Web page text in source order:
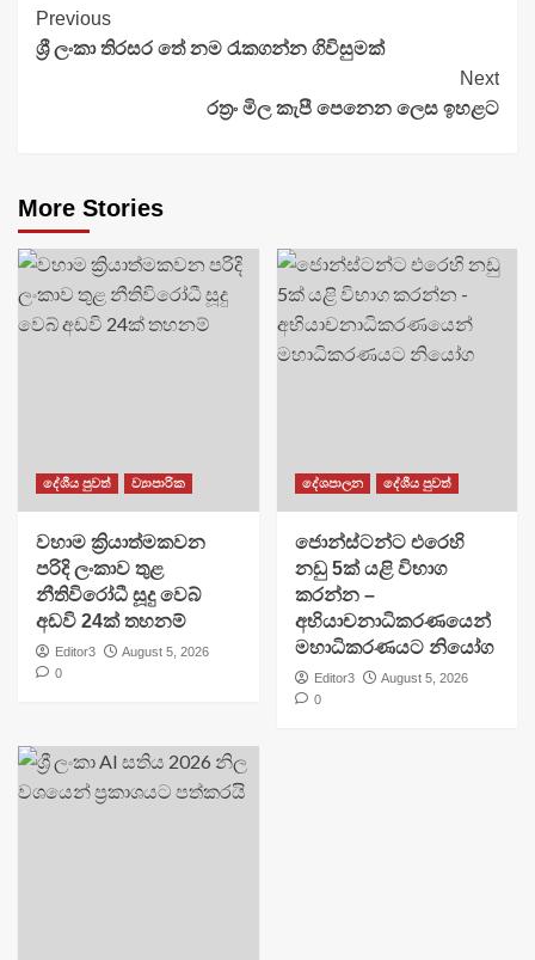
Continue
Reading
Previous
ශ්‍රී ලංකා තිරසර තේ නම රැකගන්න ගිවිසුමක්
Next
රත්‍රං මිල කැපී පෙනෙන ලෙස ඉහළට
More Stories
දේශීය පුවත් ව්‍යාපාරික
වහාම ක්‍රියාත්මකවන
පරිදි ලංකාව තුළ
නීතිවිරෝධී සූදු වෙබ්
අඩවි 24ක් තහනම්
Editor3
August 5, 2026
0
දේශපාලන දේශීය පුවත්
ජොන්ස්ටන්ට එරෙහි
නඩු 5ක් යළි විභාග
කරන්න –
අභියාචනාධිකරණයෙන්
මහාධිකරණයට නියෝග
Editor3
August 5, 2026
0